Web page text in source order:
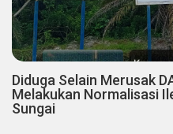
Diduga Selain Merusak
Melakukan Normalisasi
Sungai